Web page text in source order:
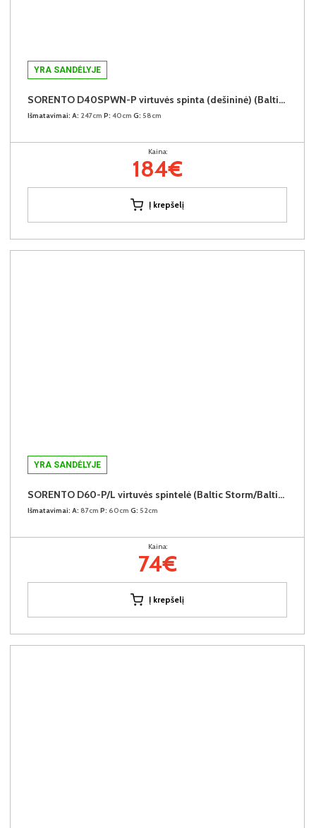
YRA SANDĖLYJE
SORENTO D40SPWN-P virtuvės spinta (dešininė) (Baltic Storm/Baltic Storm)
Išmatavimai: A: 247cm P: 40cm G: 58cm
Kaina:
184€
Į krepšelį
YRA SANDĖLYJE
SORENTO D60-P/L virtuvės spintelė (Baltic Storm/Baltic Storm)
Išmatavimai: A: 87cm P: 60cm G: 52cm
Kaina:
74€
Į krepšelį